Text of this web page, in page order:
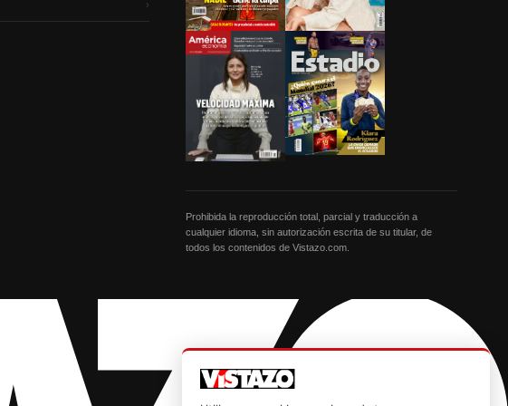
›
Prohibida la reproducción total, parcial y traducción a
cualquier idioma, sin autorización escrita de su titular, de
todos los contenidos de Vistazo.com.